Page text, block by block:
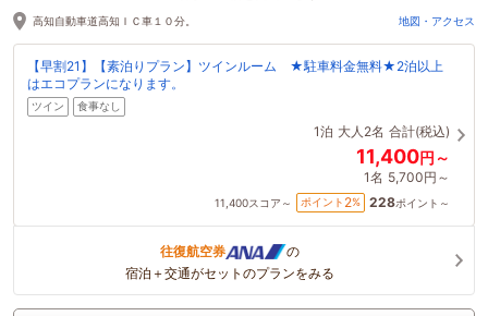
高知自動車道高知ＩＣ車１０分。 地図・アクセス
【早割21】【素泊りプラン】ツインルーム ★駐車料金無料★2泊以上
はエコプランになります。
ツイン 食事なし
1泊 大人2名 合計(税込)
11,400円～
1名 5,700円～
11,400スコア～ ポイント 2% 228ポイント～
往復航空券
の
宿泊＋交通がセットのプランをみる